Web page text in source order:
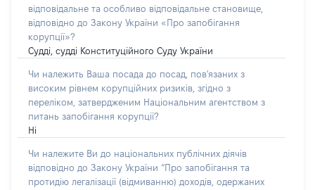
відповідальне та особливо відповідальне становище,
відповідно до Закону України «Про запобігання
корупції»?
Судді, судді Конституційного Суду України
Чи належить Ваша посада до посад, пов'язаних з
високим рівнем корупційних ризиків, згідно з
переліком, затвердженим Національним агентством з
питань запобігання корупції?
Ні
Чи належите Ви до національних публічних діячів
відповідно до Закону України “Про запобігання та
протидію легалізації (відмиванню) доходів, одержаних